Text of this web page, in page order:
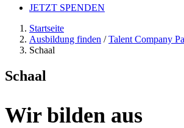
JETZT SPENDEN
Startseite
Ausbildung finden /Talent Company
Schaal
Schaal
Wir bilden aus